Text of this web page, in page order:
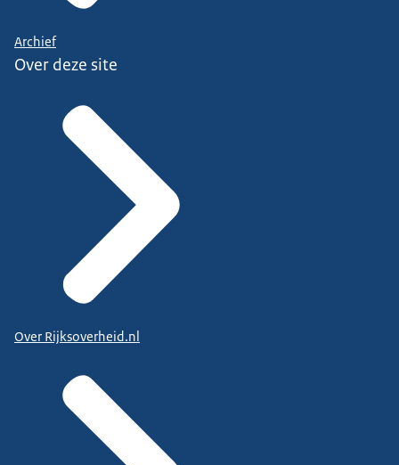
Archief
Over deze site
Over Rijksoverheid.nl